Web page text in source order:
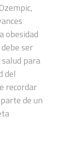
obesidad
ser
para
del
recordar
de un